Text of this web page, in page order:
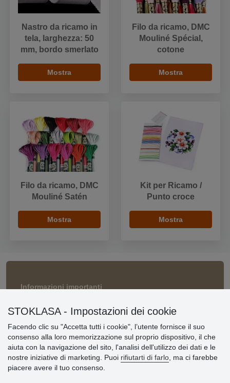
Nastro da ricamo in
tela, larghezza: 50
mm, bordo smerlato
Mostra
Filo da ricamo, DMC
Mouliné Spécial,
cotone
Mostra
Filo da ricamo, DMC
Mouliné Satén
Mostra
Kit per Ricamo /
Punto croce
Mostra
Informazioni importanti
» Termini & Condizioni
» Informativa sulla Privacy
» Consegna e pagamento
» Garanzia e resi
» Programma fedeltà
STOKLASA - Impostazioni dei cookie
Facendo clic su "Accetta tutti i cookie", l’utente fornisce il suo
consenso alla loro memorizzazione sul proprio dispositivo, il che
aiuta con la navigazione del sito, l'analisi dell'utilizzo dei dati e le
nostre iniziative di marketing. Puoi rifiutarti di farlo , ma ci farebbe
piacere avere il tuo consenso.